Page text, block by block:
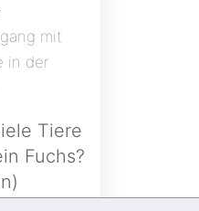
mit
in der
Tiere
Fuchs?